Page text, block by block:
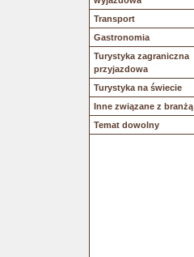
Transport
Gastronomia
Turystyka zagraniczna
przyjazdowa
Turystyka na świecie
Inne związane z branżą
Temat dowolny